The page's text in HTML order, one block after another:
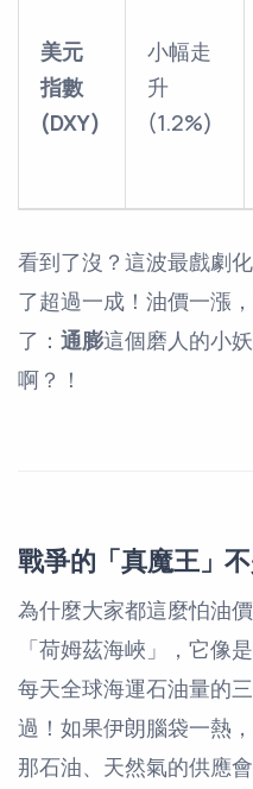
美元
指數
(DXY)
小幅走
升
(1.2%)
看到了沒？這波最戲劇
了超過一成！油價一漲
了： 通膨這個磨人的小
啊？！
戰爭的「真魔王」
為什麼大家都這麼怕油
「荷姆茲海峽」，它像
每天全球海運石油量的
過！如果伊朗腦袋一熱
那石油、天然氣的供應